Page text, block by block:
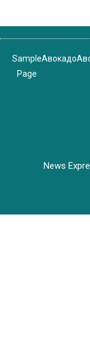
Sample
Page
Авокадо
News